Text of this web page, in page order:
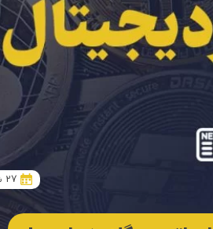
27 شهریور 1400